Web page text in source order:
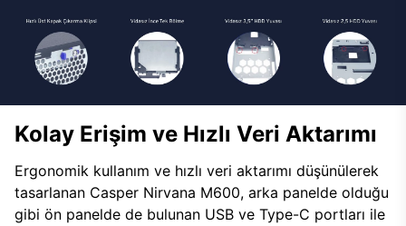
Kolay Erişim ve Hızlı Veri Aktarımı
Ergonomik kullanım ve hızlı veri aktarımı düşünülerek
tasarlanan Casper Nirvana M600, arka panelde olduğu
gibi ön panelde de bulunan USB ve Type-C portları ile